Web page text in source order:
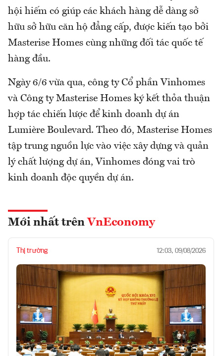
hội hiếm có giúp các khách hàng dễ dàng sở
hữu sở hữu căn hộ đẳng cấp, được kiến tạo bởi
Masterise Homes cùng những đối tác quốc tế
hàng đầu.
Ngày 6/6 vừa qua, công ty Cổ phần Vinhomes
và Công ty Masterise Homes ký kết thỏa thuận
hợp tác chiến lược để kinh doanh dự án
Lumière Boulevard. Theo đó, Masterise Homes
tập trung nguồn lực vào việc xây dựng và quản
lý chất lượng dự án, Vinhomes đóng vai trò
kinh doanh độc quyền dự án.
Mới nhất trên VnEconomy
Thị trường 12:03, 09/08/2026